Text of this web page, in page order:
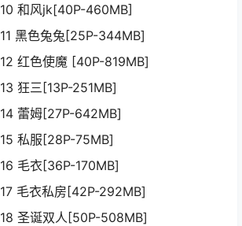
和风jk[40P-460MB]
黑色兔兔[25P-344MB]
红色使魔 [40P-819MB]
狂三[13P-251MB]
蕾姆[27P-642MB]
私服[28P-75MB]
毛衣[36P-170MB]
毛衣私房[42P-292MB]
圣诞双人[50P-508MB]